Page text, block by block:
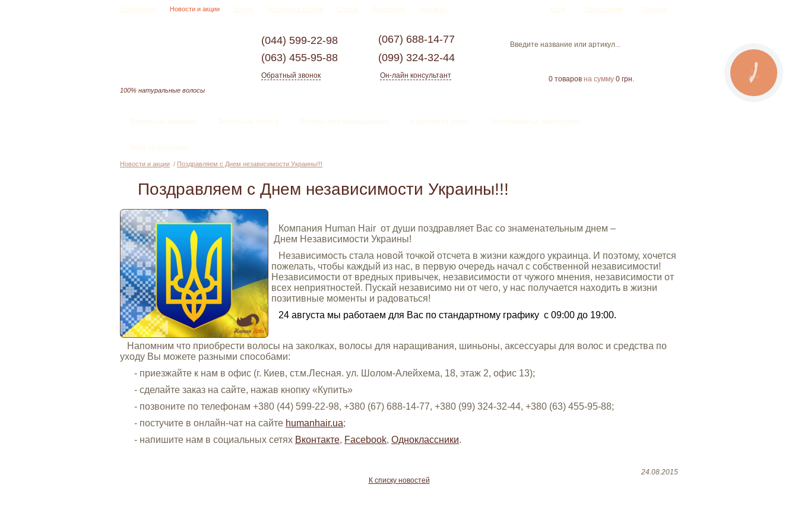
О компании Новости и акции Услуги Доставка и оплата Статьи Партнерам Контакты Вход Регистрация Помощь
100% натуральные волосы
(044) 599-22-98 (067) 688-14-77
(063) 455-95-88 (099) 324-32-44
Обратный звонок Он-лайн консультант 0 товаров на сумму 0 грн.
Волосы на заколках Волосы на трессе Волосы для наращивания Изделия из волос Инструменты, аксессуары
Уход за волосами
Новости и акции / Поздравляем с Днем независимости Украины!!!
Поздравляем с Днем независимости Украины!!!
Компания Human Hair от души поздравляет Вас со знаменательным днем –
Днем Независимости Украины!
Независимость стала новой точкой отсчета в жизни каждого украинца. И поэтому, хочется
пожелать, чтобы каждый из нас, в первую очередь начал с собственной независимости!
Независимости от вредных привычек, независимости от чужого мнения, независимости от
всех неприятностей. Пускай независимо ни от чего, у нас получается находить в жизни
позитивные моменты и радоваться!
24 августа мы работаем для Вас по стандартному графику с 09:00 до 19:00.
Напомним что приобрести волосы на заколках, волосы для наращивания, шиньоны, аксессуары для волос и средства по
уходу Вы можете разными способами:
- приезжайте к нам в офис (г. Киев, ст.м.Лесная. ул. Шолом-Алейхема, 18, этаж 2, офис 13);
- сделайте заказ на сайте, нажав кнопку «Купить»
- позвоните по телефонам +380 (44) 599-22-98, +380 (67) 688-14-77, +380 (99) 324-32-44, +380 (63) 455-95-88;
- постучите в онлайн-чат на сайте humanhair.ua;
- напишите нам в социальных сетях Вконтакте, Facebook, Одноклассники.
24.08.2015
К списку новостей
CALL
BUTTON